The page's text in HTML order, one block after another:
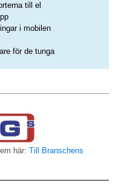
till el
i mobilen
för de tunga
här: Till Branschens